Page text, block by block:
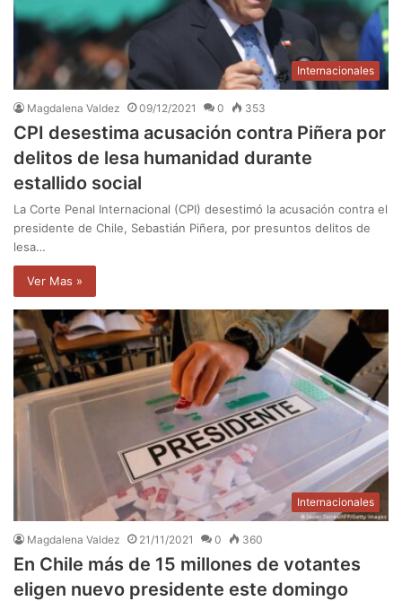
Internacionales
Magdalena Valdez 09/12/2021 0 353
CPI desestima acusación contra Piñera por
delitos de lesa humanidad durante
estallido social
La Corte Penal Internacional (CPI) desestimó la acusación contra el
presidente de Chile, Sebastián Piñera, por presuntos delitos de
lesa…
Ver Mas »
Internacionales
Magdalena Valdez 21/11/2021 0 360
En Chile más de 15 millones de votantes
eligen nuevo presidente este domingo